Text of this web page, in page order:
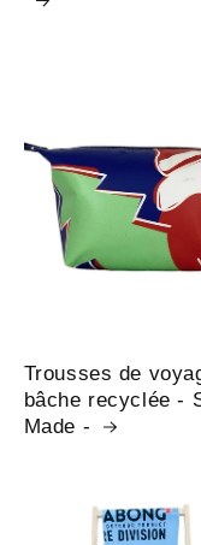
Trousses de
bâche recyclée -
Made -